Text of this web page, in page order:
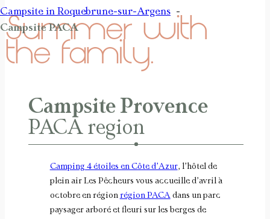
Campsite in Roquebrune-sur-Argens
Campsite PACA
Summer with
the family.
Campsite Provence
PACA region
Camping 4 étoiles en Côte d’Azur, l’hôtel de
plein air Les Pêcheurs vous accueille d’avril à
octobre en région région PACA dans un parc
paysager arboré et fleuri sur les berges de